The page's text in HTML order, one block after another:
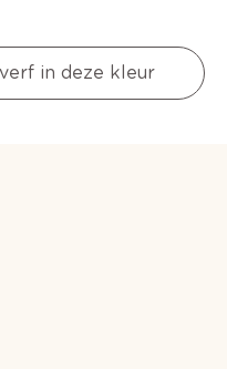
in deze kleur